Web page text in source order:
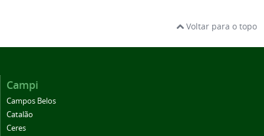
Voltar para o topo
Campi
Campos Belos
Catalão
Ceres